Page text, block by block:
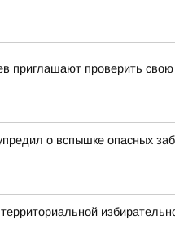
приглашают проверить
о вспышке опасных